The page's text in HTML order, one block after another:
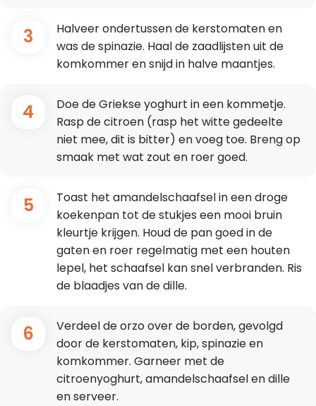
3
Halveer ondertussen de kerstomaten en
was de spinazie. Haal de zaadlijsten uit de
komkommer en snijd in halve maantjes.
4
Doe de Griekse yoghurt in een kommetje.
Rasp de citroen (rasp het witte gedeelte
niet mee, dit is bitter) en voeg toe. Breng op
smaak met wat zout en roer goed.
5
Toast het amandelschaafsel in een droge
koekenpan tot de stukjes een mooi bruin
kleurtje krijgen. Houd de pan goed in de
gaten en roer regelmatig met een houten
lepel, het schaafsel kan snel verbranden. Ris
de blaadjes van de dille.
6
Verdeel de orzo over de borden, gevolgd
door de kerstomaten, kip, spinazie en
komkommer. Garneer met de
citroenyoghurt, amandelschaafsel en dille
en serveer.